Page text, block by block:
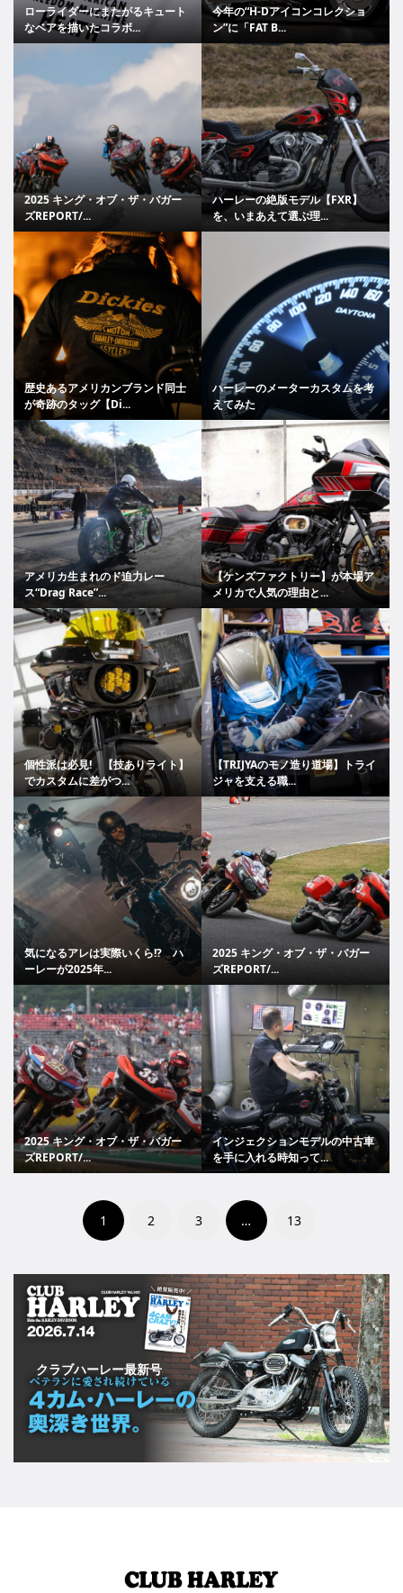
ローライダーにまたがるキュート
なベアを描いたコラボ...
今年の“H-Dアイコンコレクショ
ン”に「FAT B...
2025 キング・オブ・ザ・バガー
ズREPORT/...
ハーレーの絶版モデル【FXR】
を、いまあえて選ぶ理...
歴史あるアメリカンブランド同士
が奇跡のタッグ【Di...
ハーレーのメーターカスタムを考
えてみた
アメリカ生まれのド迫力レー
ス“Drag Race”...
【ケンズファクトリー】が本場ア
メリカで人気の理由と...
個性派は必見! 【技ありライト】
でカスタムに差がつ...
【TRIJYAのモノ造り道場】トライ
ジャを支える職...
気になるアレは実際いくら!? ハ
ーレーが2025年...
2025 キング・オブ・ザ・バガー
ズREPORT/...
2025 キング・オブ・ザ・バガー
ズREPORT/...
インジェクションモデルの中古車
を手に入れる時知って...
1 2 3 … 13
クラブハーレー最新号